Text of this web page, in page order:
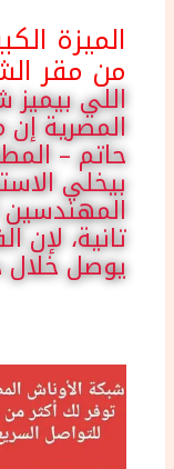
الميزة
من مقر
اللي
المصرية
حاتم –
بيخلي
تانية، لإن
يوصل خلال